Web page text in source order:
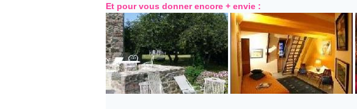
Et pour vous donner encore + envie :